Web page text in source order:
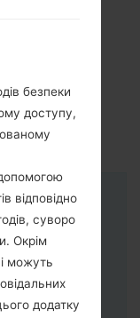
безпеки
доступу,
відповідно
суворо
Окрім
можуть
додатку